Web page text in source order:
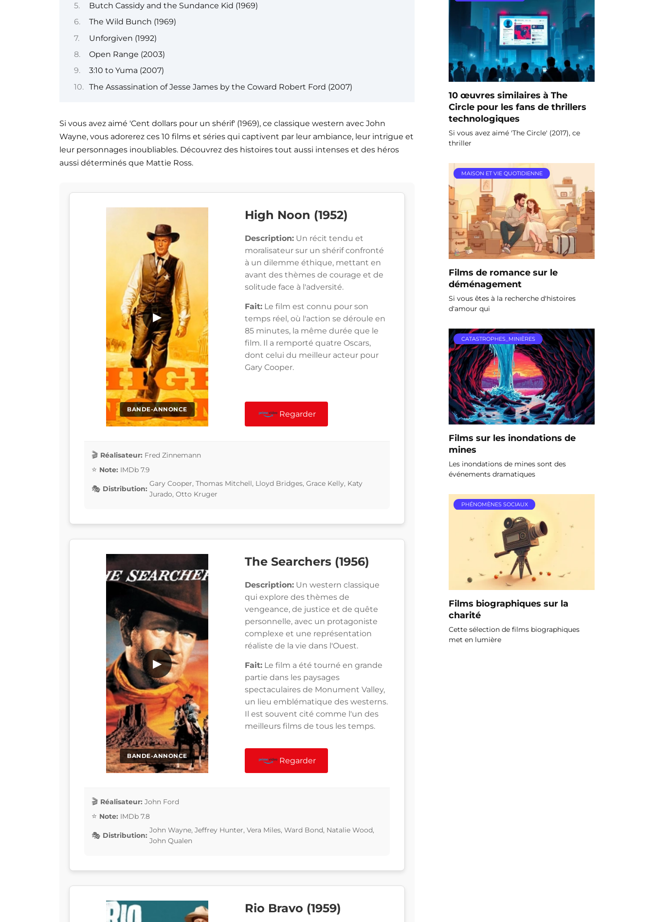
Butch Cassidy and the Sundance Kid (1969)
The Wild Bunch (1969)
Unforgiven (1992)
Open Range (2003)
3:10 to Yuma (2007)
The Assassination of Jesse James by the Coward Robert Ford (2007)
Si vous avez aimé 'Cent dollars pour un shérif' (1969), ce classique western avec John
Wayne, vous adorerez ces 10 films et séries qui captivent par leur ambiance, leur intrigue et
leur personnages inoubliables. Découvrez des histoires tout aussi intenses et des héros
aussi déterminés que Mattie Ross.
BANDE-ANNONCE
▶
High Noon (1952)
Description: Un récit tendu et
moralisateur sur un shérif confronté
à un dilemme éthique, mettant en
avant des thèmes de courage et de
solitude face à l'adversité.
Fait: Le film est connu pour son
temps réel, où l'action se déroule en
85 minutes, la même durée que le
film. Il a remporté quatre Oscars,
dont celui du meilleur acteur pour
Gary Cooper.
Regarder
Réalisateur: Fred Zinnemann
Note: IMDb 7.9
Distribution:
Gary Cooper, Thomas Mitchell, Lloyd Bridges, Grace Kelly, Katy
Jurado, Otto Kruger
BANDE-ANNONCE
▶
The Searchers (1956)
Description: Un western classique
qui explore des thèmes de
vengeance, de justice et de quête
personnelle, avec un protagoniste
complexe et une représentation
réaliste de la vie dans l'Ouest.
Fait: Le film a été tourné en grande
partie dans les paysages
spectaculaires de Monument Valley,
un lieu emblématique des westerns.
Il est souvent cité comme l'un des
meilleurs films de tous les temps.
Regarder
Réalisateur: John Ford
Note: IMDb 7.8
Distribution:
John Wayne, Jeffrey Hunter, Vera Miles, Ward Bond, Natalie Wood,
John Qualen
Rio Bravo (1959)
10 œuvres similaires à The
Circle pour les fans de thrillers
technologiques
Si vous avez aimé 'The Circle' (2017), ce
thriller
MAISON ET VIE QUOTIDIENNE
Films de romance sur le
déménagement
Si vous êtes à la recherche d'histoires
d'amour qui
CATASTROPHES_MINIÈRES
Films sur les inondations de
mines
Les inondations de mines sont des
événements dramatiques
PHÉNOMÈNES SOCIAUX
Films biographiques sur la
charité
Cette sélection de films biographiques
met en lumière